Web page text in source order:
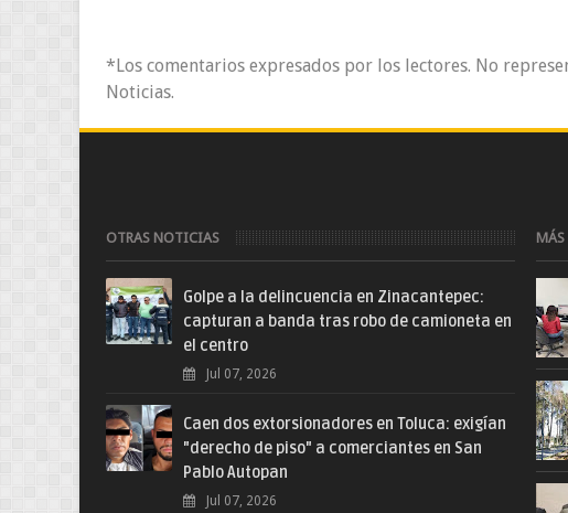
*Los comentarios expresados por los lectores. No
Noticias.
OTRAS NOTICIAS
Golpe a la delincuencia en Zinacantepec:
capturan a banda tras robo de camioneta en
el centro
Jul 07, 2026
Caen dos extorsionadores en Toluca: exigían
"derecho de piso" a comerciantes en San
Pablo Autopan
Jul 07, 2026